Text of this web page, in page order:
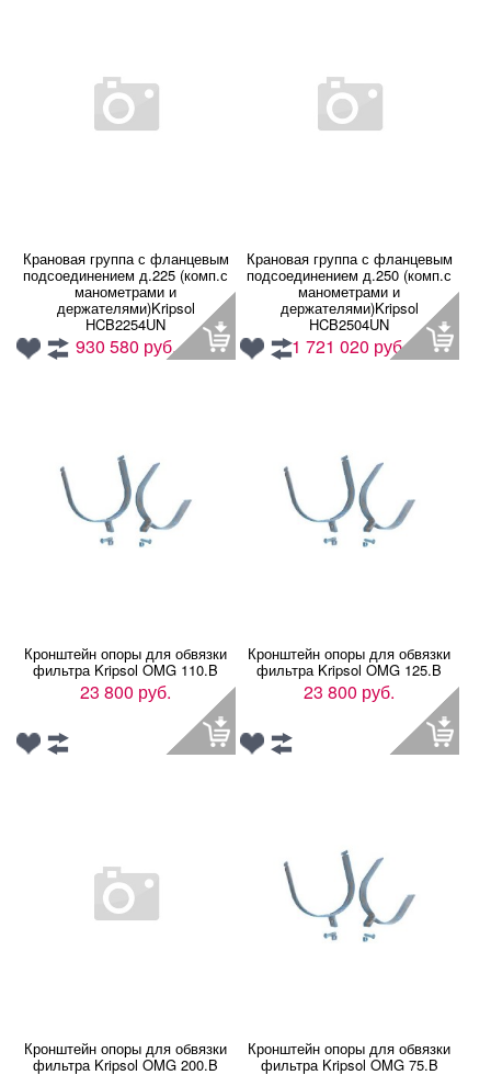
Крановая группа с фланцевым
подсоединением д.225 (комп.с
манометрами и
держателями)Kripsol
HCB2254UN
930 580 руб.
Крановая группа с фланцевым
подсоединением д.250 (комп.с
манометрами и
держателями)Kripsol
HCB2504UN
1 721 020 руб.
Кронштейн опоры для обвязки
фильтра Kripsol OMG 110.B
23 800 руб.
Кронштейн опоры для обвязки
фильтра Kripsol OMG 125.B
23 800 руб.
Кронштейн опоры для обвязки
фильтра Kripsol OMG 200.B
Кронштейн опоры для обвязки
фильтра Kripsol OMG 75.B